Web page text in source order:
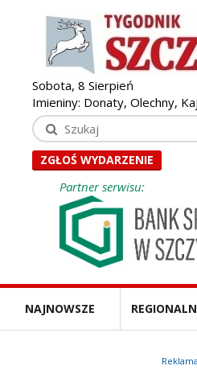
Sobota, 8 Sierpień
Imieniny: Donaty, Olechny,
ZGŁOŚ WYDARZENIE
Partner serwisu:
NAJNOWSZE
Reklama